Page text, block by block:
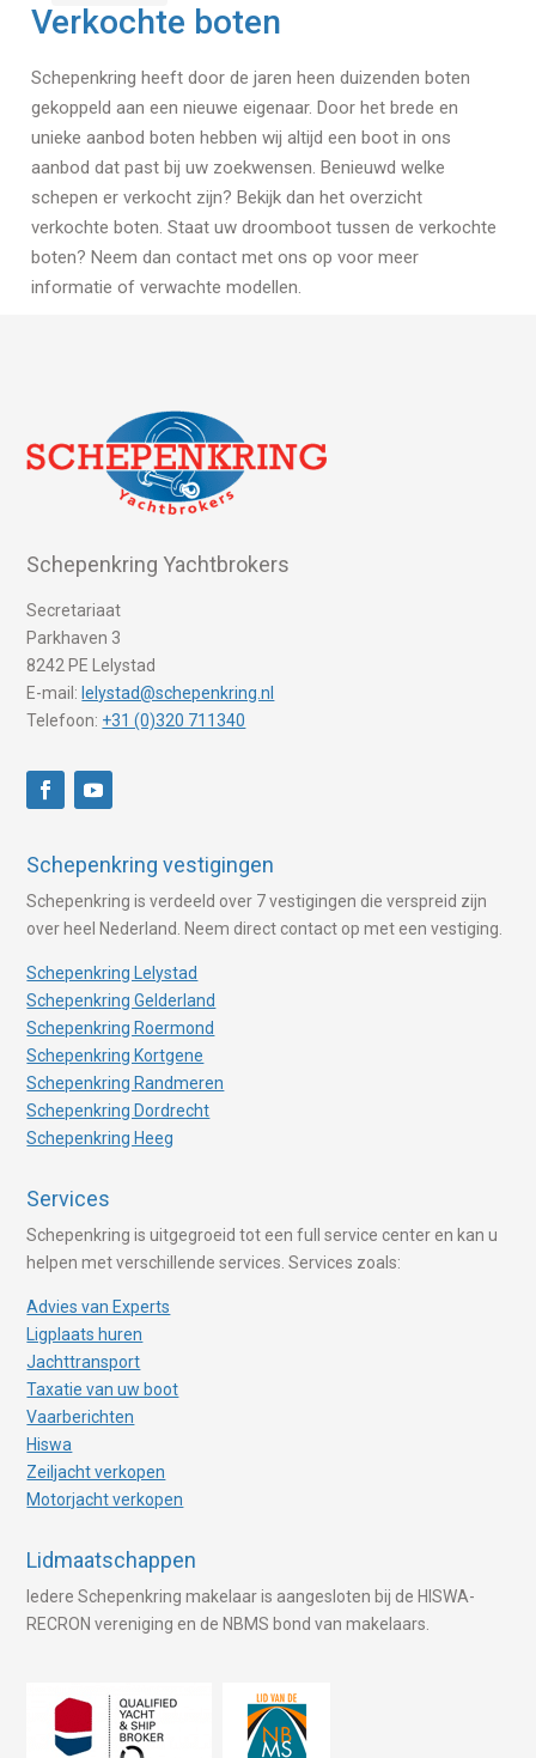
Verkochte boten
Schepenkring heeft door de jaren heen duizenden boten
gekoppeld aan een nieuwe eigenaar. Door het brede en
unieke aanbod boten hebben wij altijd een boot in ons
aanbod dat past bij uw zoekwensen. Benieuwd welke
schepen er verkocht zijn? Bekijk dan het overzicht
verkochte boten. Staat uw droomboot tussen de verkochte
boten? Neem dan contact met ons op voor meer
informatie of verwachte modellen.
Schepenkring Yachtbrokers
Secretariaat
Parkhaven 3
8242 PE Lelystad
E-mail: lelystad@schepenkring.nl
Telefoon: +31 (0)320 711340
Schepenkring vestigingen
Schepenkring is verdeeld over 7 vestigingen die verspreid zijn
over heel Nederland. Neem direct contact op met een vestiging.
Schepenkring Lelystad
Schepenkring Gelderland
Schepenkring Roermond
Schepenkring Kortgene
Schepenkring Randmeren
Schepenkring Dordrecht
Schepenkring Heeg
Services
Schepenkring is uitgegroeid tot een full service center en kan u
helpen met verschillende services. Services zoals:
Advies van Experts
Ligplaats huren
Jachttransport
Taxatie van uw boot
Vaarberichten
Hiswa
Zeiljacht verkopen
Motorjacht verkopen
Lidmaatschappen
Iedere Schepenkring makelaar is aangesloten bij de HISWA-
RECRON vereniging en de NBMS bond van makelaars.